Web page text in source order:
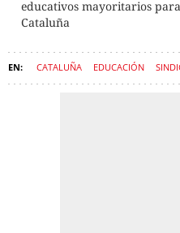
educativos mayoritarios
Cataluña
CATALUÑA EDUCACIÓN